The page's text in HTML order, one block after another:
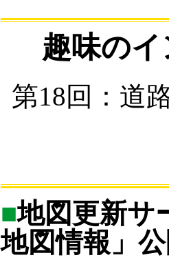
趣味の
第18回：道
■地図更新サ
地図情報」